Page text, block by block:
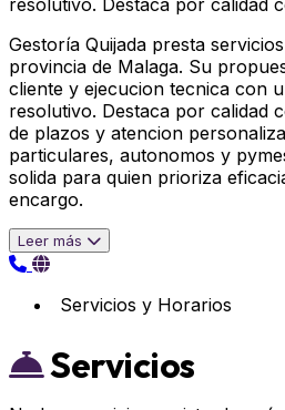
resolutivo. Destaca por calidad
Gestoría Quijada presta
provincia de Malaga. Su
cliente y ejecucion tecnica con
resolutivo. Destaca por calidad
de plazos y atencion
particulares, autonomos y
solida para quien prioriza
encargo.
Leer más
Servicios y Horarios
Servicios